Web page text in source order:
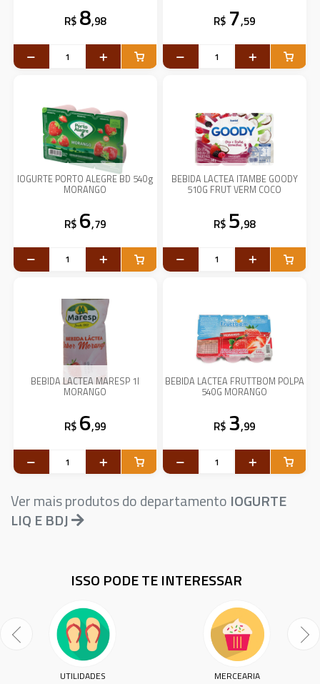
R$ 8,98 R$ 7,59
IOGURTE PORTO ALEGRE BD 540g
MORANGO
R$ 6,79
BEBIDA LACTEA ITAMBE GOODY
510G FRUT VERM COCO
R$ 5,98
BEBIDA LACTEA MARESP 1l
MORANGO
R$ 6,99
BEBIDA LACTEA FRUTTBOM POLPA
540G MORANGO
R$ 3,99
Ver mais produtos do departamento IOGURTE
LIQ E BDJ
ISSO PODE TE INTERESSAR
UTILIDADES MERCEARIA